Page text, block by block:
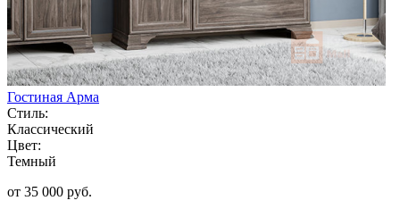
Гостиная Арма
Стиль:
Классический
Цвет:
Темный
от 35 000 руб.